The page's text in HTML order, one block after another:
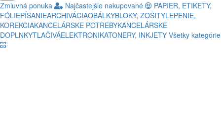
Zmluvná ponuka Najčastejšie nakupované
PAPIER, ETIKETY,
FÓLIEPÍSANIEARCHIVÁCIAOBÁLKYBLOKY, ZOŠITYLEPENIE,
KOREKCIAKANCELÁRSKE POTREBYKANCELÁRSKE
DOPLNKYTLAČIVÁELEKTRONIKATONERY, INKJETY Všetky kategórie